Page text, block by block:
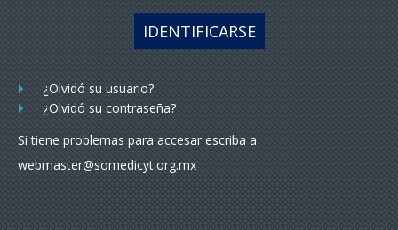
IDENTIFICARSE
¿Olvidó su usuario?
¿Olvidó su contraseña?
Si tiene problemas para accesar escriba a
webmaster@somedicyt.org.mx